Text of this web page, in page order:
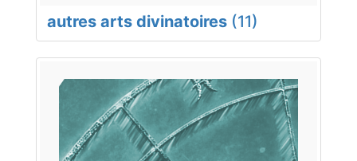
autres arts divinatoires (11)